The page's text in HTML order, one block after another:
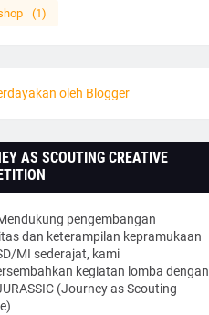
(1)
oleh Blogger
AS SCOUTING CREATIVE
pengembangan
dan keterampilan kepramukaan
MI sederajat, kami
kegiatan lomba dengan
(Journey as Scouting